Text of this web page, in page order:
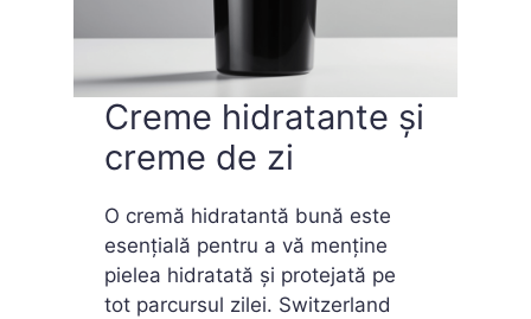
Creme hidratante și
creme de zi
O cremă hidratantă bună este
esențială pentru a vă menține
pielea hidratată și protejată pe
tot parcursul zilei. Switzerland